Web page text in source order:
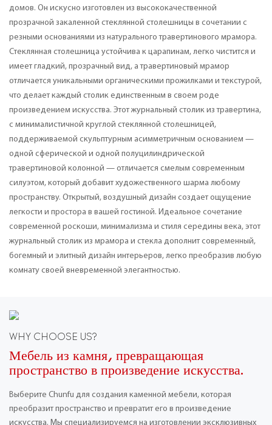
домов. Он искусно изготовлен из высококачественной
прозрачной закаленной стеклянной столешницы в сочетании с
резными основаниями из натурального травертинового мрамора.
Стеклянная столешница устойчива к царапинам, легко чистится и
имеет гладкий, прозрачный вид, а травертиновый мрамор
отличается уникальными органическими прожилками и текстурой,
что делает каждый столик единственным в своем роде
произведением искусства. Этот журнальный столик из травертина,
с минималистичной круглой стеклянной столешницей,
поддерживаемой скульптурным асимметричным основанием —
одной сферической и одной полуцилиндрической
травертиновой колонной — отличается смелым современным
силуэтом, который добавит художественного шарма любому
пространству. Открытый, воздушный дизайн создает ощущение
легкости и простора в вашей гостиной. Идеальное сочетание
современной роскоши, минимализма и стиля середины века, этот
журнальный столик из мрамора и стекла дополнит современный,
богемный и элитный дизайн интерьеров, легко преобразив любую
комнату своей вневременной элегантностью.
WHY CHOOSE US?
Мебель из камня, превращающая
пространство в произведение искусства.
Выберите Chunfu для создания каменной мебели, которая
преобразит пространство и превратит его в произведение
искусства. Мы специализируемся на изготовлении эксклюзивных